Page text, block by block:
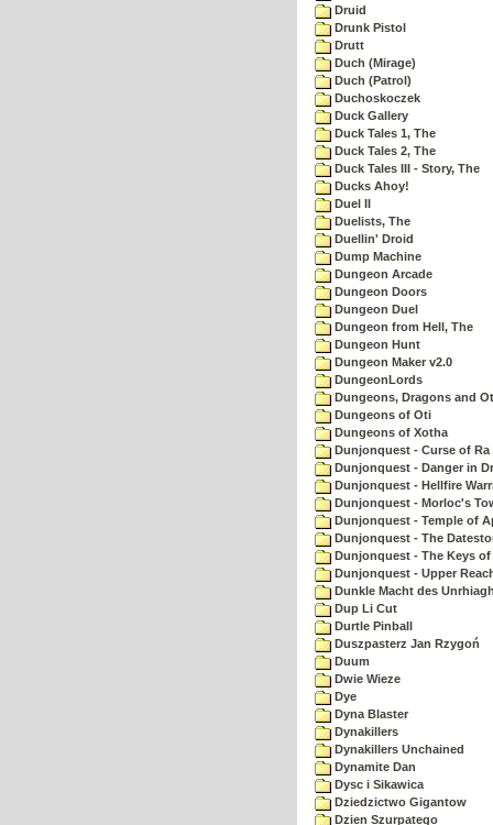
Druid
Drunk Pistol
Drutt
Duch (Mirage)
Duch (Patrol)
Duchoskoczek
Duck Gallery
Duck Tales 1, The
Duck Tales 2, The
Duck Tales III - Story, The
Ducks Ahoy!
Duel II
Duelists, The
Duellin' Droid
Dump Machine
Dungeon Arcade
Dungeon Doors
Dungeon Duel
Dungeon from Hell, The
Dungeon Hunt
Dungeon Maker v2.0
DungeonLords
Dungeons, Dragons and
Dungeons of Oti
Dungeons of Xotha
Dunjonquest - Curse of Ra
Dunjonquest - Danger in
Dunjonquest - Hellfire
Dunjonquest - Morloc's
Dunjonquest - Temple of
Dunjonquest - The
Dunjonquest - The Keys
Dunjonquest - Upper
Dunkle Macht des
Dup Li Cut
Durtle Pinball
Duszpasterz Jan Rzygoń
Duum
Dwie Wieze
Dye
Dyna Blaster
Dynakillers
Dynakillers Unchained
Dynamite Dan
Dysc i Sikawica
Dziedzictwo Gigantow
Dzien Szurpatego